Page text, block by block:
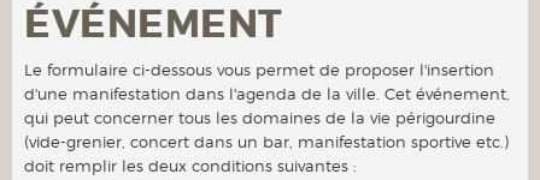
ÉVÉNEMENT
Le formulaire ci-dessous vous permet de proposer l'insertion
d'une manifestation dans l'agenda de la ville. Cet événement,
qui peut concerner tous les domaines de la vie périgourdine
(vide-grenier, concert dans un bar, manifestation sportive etc.)
doit remplir les deux conditions suivantes :